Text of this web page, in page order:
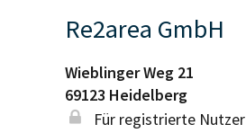
Re2area GmbH
Wieblinger Weg 21
69123 Heidelberg
Für registrierte Nutzer